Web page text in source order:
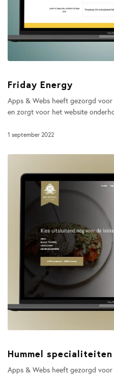
Friday Energy
Apps & Webs heeft gezorgd
en zorgt voor het website
1 september 2022
Hummel specialiteiten
Apps & Webs heeft gezorgd